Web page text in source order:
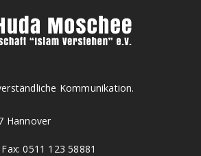
Kommunikation.
Hannover
0511 123 58881